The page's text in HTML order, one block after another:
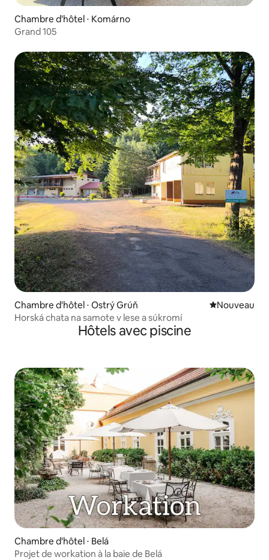
Chambre d'hôtel ⋅ Komárno
Grand 105
Chambre d'hôtel ⋅ Ostrý Grúň Nouvel
Nouveau
Horská chata na samote v lese a súkromí
Hôtels avec piscine
Chambre d'hôtel ⋅ Belá
Projet de workation à la baie de Belá